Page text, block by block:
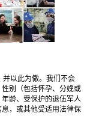
并以此为傲。我们不会
别（包括怀孕、分娩或
龄、受保护的退伍军人
，或其他受适用法律保